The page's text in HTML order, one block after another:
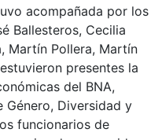
acompañada por los
Ballesteros, Cecilia
Martín Pollera, Martín
presentes la
del BNA,
Género, Diversidad y
funcionarios de